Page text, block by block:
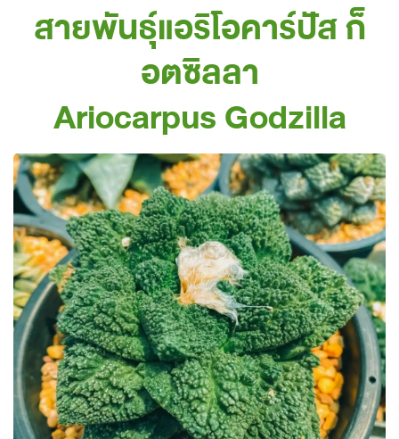
สายพันธุ์แอริโอคาร์ปัส ก็
อตซิลลา
Ariocarpus Godzilla